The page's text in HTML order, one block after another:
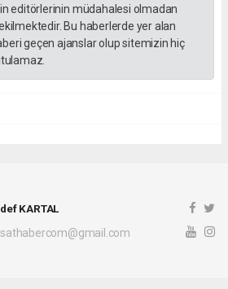
editörlerinin müdahalesi olmadan
Bu haberlerde yer alan
geçen ajanslar olup sitemizin hiç
KARTAL